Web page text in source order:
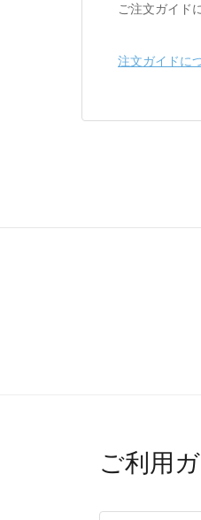
ご注文ガイド
注文ガイドに
ご利用